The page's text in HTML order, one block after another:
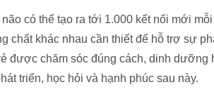
có thể tạo ra tới 1.000 kết nối mới
chất khác nhau cần thiết để hỗ trợ sự
được chăm sóc đúng cách, dinh dưỡng
triển, học hỏi và hạnh phúc sau này.